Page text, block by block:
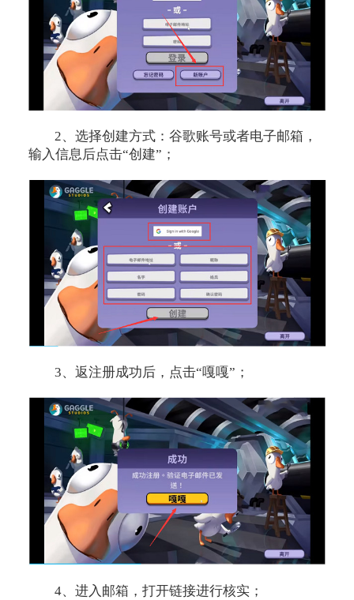
2、选择创建方式：谷歌账号或者电子邮箱，
输入信息后点击“创建”；
3、返注册成功后，点击“嘎嘎”；
4、进入邮箱，打开链接进行核实；